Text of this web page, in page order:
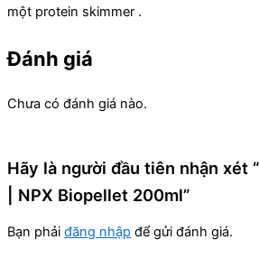
một protein skimmer .
Đánh giá
Chưa có đánh giá nào.
Hãy là người đầu tiên nhận xét
| NPX Biopellet 200ml”
Bạn phải đăng nhập để gửi đánh giá.